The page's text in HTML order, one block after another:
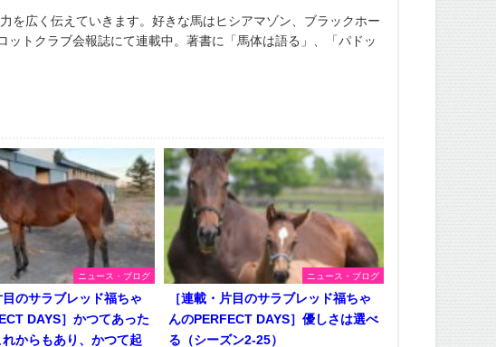
を広く伝えていきます。好きな馬はヒシアマゾン、ブラックホー
トクラブ会報誌にて連載中。著書に「馬体は語る」、「パドッ
ニュース・ブログ
目のサラブレッド福ちゃ
DAYS］かつてあった
れからもあり、かつて起
ニュース・ブログ
［連載・片目のサラブレッド福ちゃ
んのPERFECT DAYS］優しさは選べ
る（シーズン2-25）